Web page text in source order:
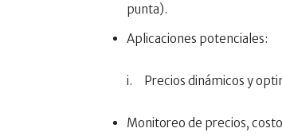
punta).
Aplicaciones potenciales:
i. Precios dinámicos y
Monitoreo de precios,